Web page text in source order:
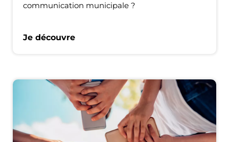
communication municipale ?
Je découvre